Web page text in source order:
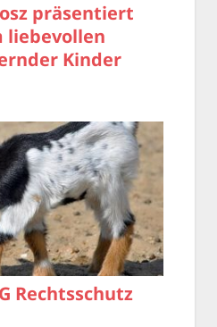
präsentiert
liebevollen
Kinder
Rechtsschutz